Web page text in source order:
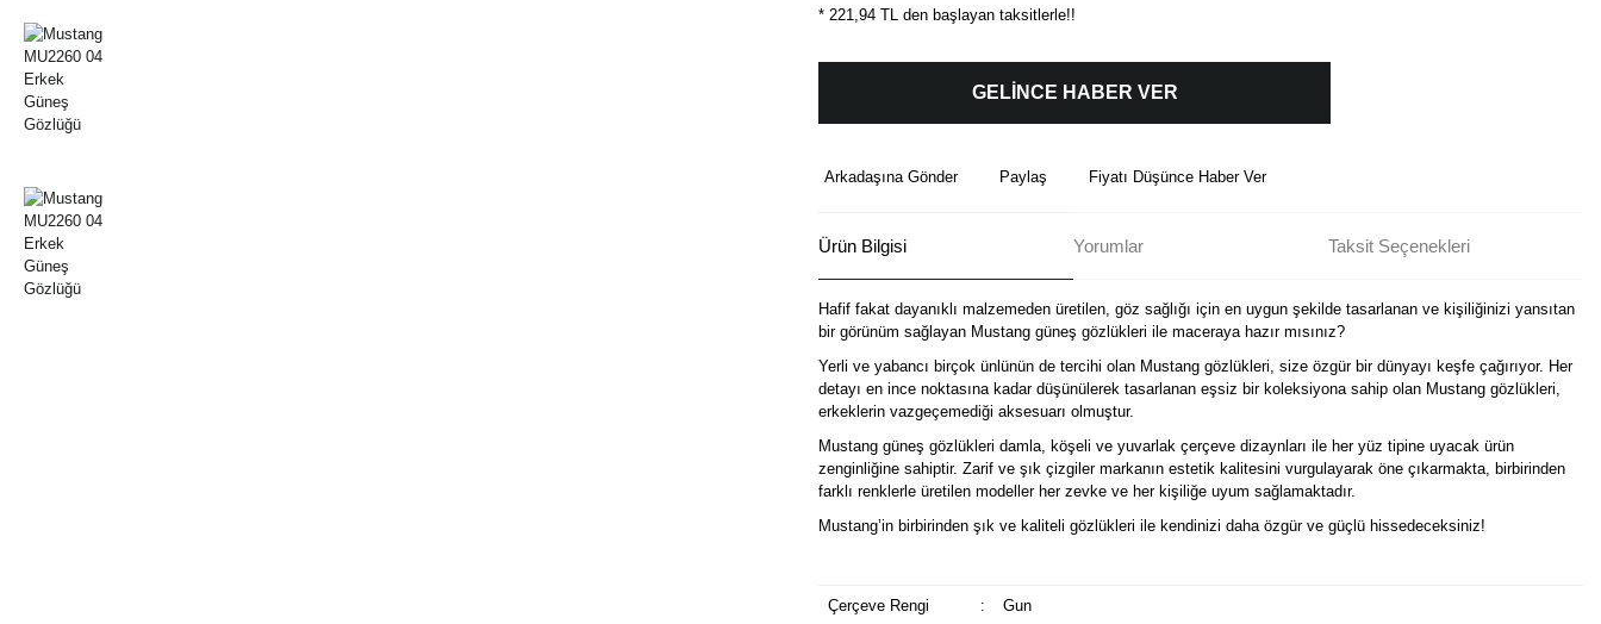
* 221,94 TL den başlayan taksitlerle!!
GELİNCE HABER VER
Arkadaşına Gönder Paylaş Fiyatı Düşünce Haber Ver
Ürün Bilgisi Yorumlar Taksit Seçenekleri
Hafif fakat dayanıklı malzemeden üretilen, göz sağlığı için en uygun şekilde tasarlanan ve kişiliğinizi yansıtan
bir görünüm sağlayan Mustang güneş gözlükleri ile maceraya hazır mısınız?
Yerli ve yabancı birçok ünlünün de tercihi olan Mustang gözlükleri, size özgür bir dünyayı keşfe çağırıyor. Her
detayı en ince noktasına kadar düşünülerek tasarlanan eşsiz bir koleksiyona sahip olan Mustang gözlükleri,
erkeklerin vazgeçemediği aksesuarı olmuştur.
Mustang güneş gözlükleri damla, köşeli ve yuvarlak çerçeve dizaynları ile her yüz tipine uyacak ürün
zenginliğine sahiptir. Zarif ve şık çizgiler markanın estetik kalitesini vurgulayarak öne çıkarmakta, birbirinden
farklı renklerle üretilen modeller her zevke ve her kişiliğe uyum sağlamaktadır.
Mustang’in birbirinden şık ve kaliteli gözlükleri ile kendinizi daha özgür ve güçlü hissedeceksiniz!
Çerçeve Rengi : Gun